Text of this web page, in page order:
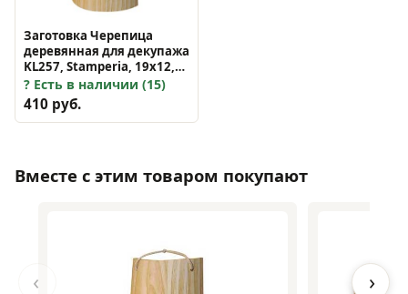
Заготовка Черепица
деревянная для декупажа
KL257, Stamperia, 19х12,3
смЕсть в наличии (15)
410 руб.
Вместе с этим товаром покупают